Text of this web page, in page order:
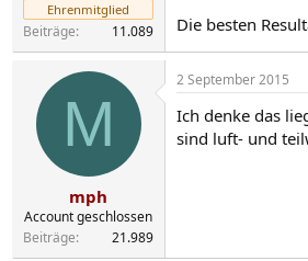
Ehrenmitglied
Beiträge 11.089 Die besten
M
mph
Account geschlossen
Beiträge
21.989
2 September 2015
Ich denke das
sind luft- und